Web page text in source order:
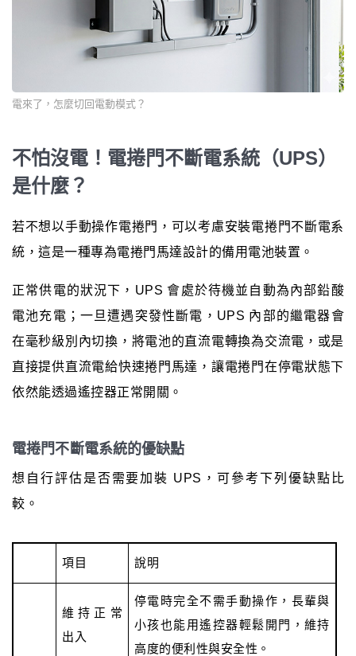
電來了，怎麼切回電動模式？
不怕沒電！電捲門不斷電系統（UPS）
是什麼？
若不想以手動操作電捲門，可以考慮安裝電捲門不斷電系
統，這是一種專為電捲門馬達設計的備用電池裝置。
正常供電的狀況下，UPS 會處於待機並自動為內部鉛酸
電池充電；一旦遭遇突發性斷電，UPS 內部的繼電器會
在毫秒級別內切換，將電池的直流電轉換為交流電，或是
直接提供直流電給快速捲門馬達，讓電捲門在停電狀態下
依然能透過遙控器正常開關。
電捲門不斷電系統的優缺點
想自行評估是否需要加裝 UPS，可參考下列優缺點比
較。
項目 說明
維持正常
出入
停電時完全不需手動操作，長輩與
小孩也能用遙控器輕鬆開門，維持
高度的便利性與安全性。